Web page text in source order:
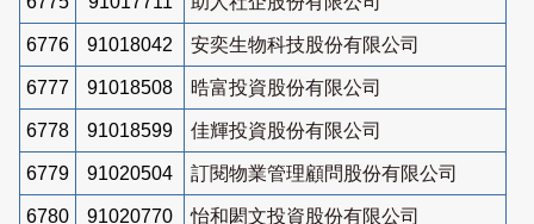
6776 91018042 安奕生物科技股份有限公司
6777 91018508 晧富投資股份有限公司
6778 91018599 佳輝投資股份有限公司
6779 91020504 訂閱物業管理顧問股份有限公司
6780 91020770 怡和閎文投資股份有限公司